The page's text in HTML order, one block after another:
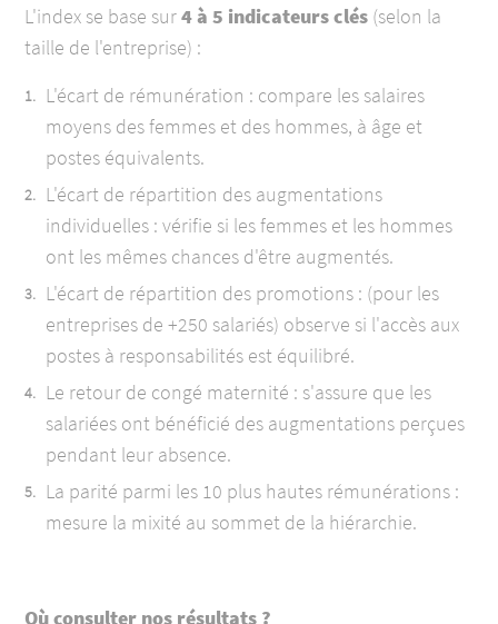
L'index se base sur4 à 5 indicateurs clés (selon la
taille de l'entreprise) :
L'écart de rémunération : compare les salaires
moyens des femmes et des hommes, à âge et
postes équivalents.
L'écart de répartition des augmentations
individuelles : vérifie si les femmes et les hommes
ont les mêmes chances d'être augmentés.
L'écart de répartition des promotions : (pour les
entreprises de +250 salariés) observe si l'accès aux
postes à responsabilités est équilibré.
Le retour de congé maternité : s'assure que les
salariées ont bénéficié des augmentations perçues
pendant leur absence.
La parité parmi les 10 plus hautes rémunérations :
mesure la mixité au sommet de la hiérarchie.
Où consulter nos résultats ?